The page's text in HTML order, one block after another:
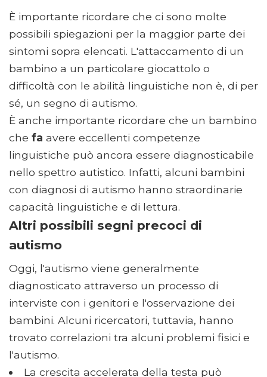
È importante ricordare che ci sono molte
possibili spiegazioni per la maggior parte dei
sintomi sopra elencati. L'attaccamento di un
bambino a un particolare giocattolo o
difficoltà con le abilità linguistiche non è, di per
sé, un segno di autismo.
È anche importante ricordare che un bambino
che fa avere eccellenti competenze
linguistiche può ancora essere diagnosticabile
nello spettro autistico. Infatti, alcuni bambini
con diagnosi di autismo hanno straordinarie
capacità linguistiche e di lettura.
Altri possibili segni precoci di
autismo
Oggi, l'autismo viene generalmente
diagnosticato attraverso un processo di
interviste con i genitori e l'osservazione dei
bambini. Alcuni ricercatori, tuttavia, hanno
trovato correlazioni tra alcuni problemi fisici e
l'autismo.
La crescita accelerata della testa può